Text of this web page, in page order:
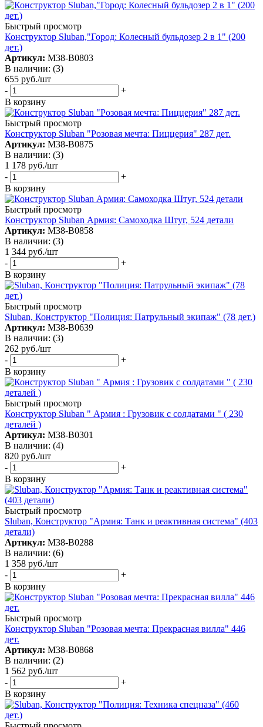
Быстрый просмотр
Конструктор Sluban,"Город: Колесный бульдозер 2 в 1" (200
дет.)
Артикул: М38-В0803
В наличии: (3)
655 руб./шт
-
+
В корзину
Быстрый просмотр
Конструктор Sluban "Розовая мечта: Пиццерия" 287 дет.
Артикул: М38-В0875
В наличии: (3)
1 178 руб./шт
-
+
В корзину
Быстрый просмотр
Конструктор Sluban Армия: Самоходка Штуг, 524 детали
Артикул: М38-В0858
В наличии: (3)
1 344 руб./шт
-
+
В корзину
Быстрый просмотр
Sluban, Конструктор "Полиция: Патрульный экипаж" (78 дет.)
Артикул: М38-В0639
В наличии: (3)
262 руб./шт
-
+
В корзину
Быстрый просмотр
Конструктор Sluban " Армия : Грузовик с солдатами " ( 230
деталей )
Артикул: М38-В0301
В наличии: (4)
820 руб./шт
-
+
В корзину
Быстрый просмотр
Sluban, Конструктор "Армия: Танк и реактивная система" (403
детали)
Артикул: М38-В0288
В наличии: (6)
1 358 руб./шт
-
+
В корзину
Быстрый просмотр
Конструктор Sluban "Розовая мечта: Прекрасная вилла" 446
дет.
Артикул: М38-В0868
В наличии: (2)
1 562 руб./шт
-
+
В корзину